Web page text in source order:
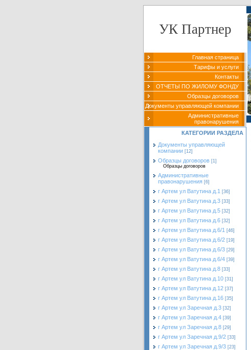
УК Партнер
Главная страница
Тарифы и услуги
Контакты
ОТЧЕТЫ ПО ЖИЛОМУ ФОНДУ
Образцы договоров
Документы управляющей компании
Административные
правонарушения
КАТЕГОРИИ РАЗДЕЛА
Документы управляющей
компании [12]
Образцы договоров [1]
Образцы договоров
Административные
правонарушения [6]
г Артем ул Ватутина д.1 [36]
г Артем ул Ватутина д.3 [33]
г Артем ул Ватутина д.5 [32]
г Артем ул Ватутина д.6 [32]
г Артем ул Ватутина д.6/1 [46]
г Артем ул Ватутина д.6/2 [19]
г Артем ул Ватутина д.6/3 [29]
г Артем ул Ватутина д.6/4 [39]
г Артем ул Ватутина д.8 [33]
г Артем ул Ватутина д.10 [31]
г Артем ул Ватутина д.12 [37]
г Артем ул Ватутина д.16 [35]
г Артем ул Заречная д.3 [32]
г Артем ул Заречная д.4 [39]
г Артем ул Заречная д.8 [29]
г Артем ул Заречная д.9/2 [33]
г Артем ул Заречная д.9/3 [23]